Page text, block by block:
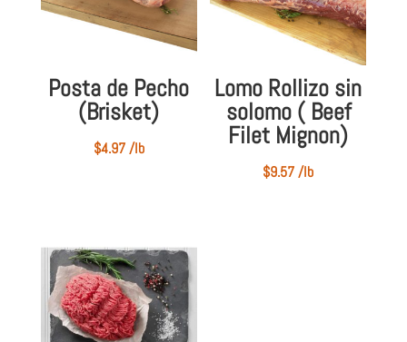
Posta de Pecho
(Brisket)
$4.97 /lb
Lomo Rollizo sin
solomo ( Beef
Filet Mignon)
$9.57/lb